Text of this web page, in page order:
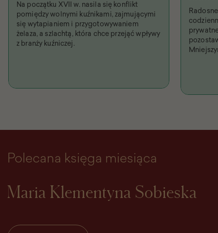
Na początku XVII w. nasila się konflikt
pomiędzy wolnymi kuźnikami, zajmującymi
się wytapianiem i przygotowywaniem
żelaza, a szlachtą, która chce przejąć wpływy
z branży kuźniczej.
Polecana księga miesiąca
Maria Klementyna Sobieska